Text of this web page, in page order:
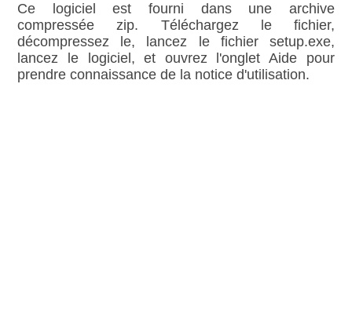
Ce logiciel est fourni dans une archive
compressée zip. Téléchargez le fichier,
décompressez le, lancez le fichier setup.exe,
lancez le logiciel, et ouvrez l'onglet Aide pour
prendre connaissance de la notice d'utilisation.